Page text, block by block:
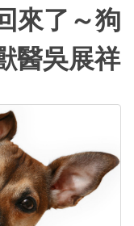
來了～狗
醫吳展祥